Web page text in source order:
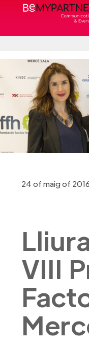
24 of maig of 2016
VIII